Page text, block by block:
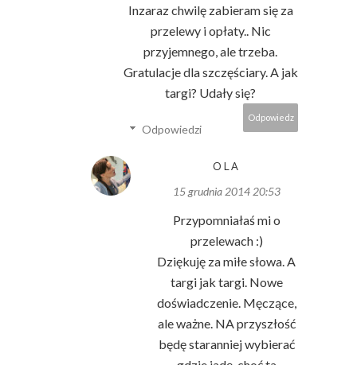
Inzaraz chwilę zabieram się za
przelewy i opłaty.. Nic
przyjemnego, ale trzeba.
Gratulacje dla szczęściary. A jak
targi? Udały się?
Odpowiedz
Odpowiedzi
OLA
15 grudnia 2014 20:53
Przypomniałaś mi o
przelewach :)
Dziękuję za miłe słowa. A
targi jak targi. Nowe
doświadczenie. Męczące,
ale ważne. NA przyszłość
będę staranniej wybierać